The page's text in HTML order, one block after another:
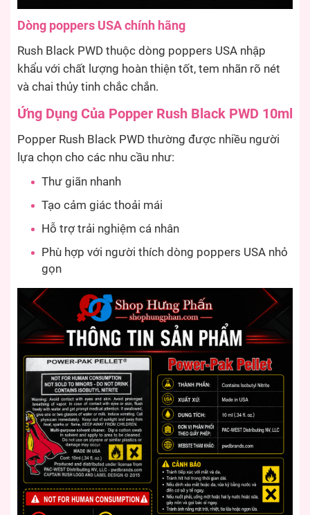
Dòng poppers USA chính hãng
Rush Black PWD thuộc dòng poppers USA nhập
khẩu với chất lượng hoàn thiện tốt, tem nhãn rõ nét
và chai thủy tinh chắc chắn.
Ứng Dụng Của Popper Rush Black PWD 10ml
Popper Rush Black PWD thường được nhiều người
lựa chọn cho các nhu cầu như:
Thư giãn nhanh
Tạo cảm giác thoải mái
Hỗ trợ trải nghiệm cá nhân
Phù hợp với người thích dòng poppers USA nhỏ
gọn